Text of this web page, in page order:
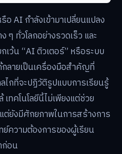
AI กำลังเข้ามาเปลี่ยนแปลง
ทั่วโลกอย่างรวดเร็ว และ
เว้น “AI ติวเตอร์” หรือระบบ
ายเป็นเครื่องมือสำคัญที่
ไกที่จะปฏิวัติรูปแบบการเรียนรู้
ทคโนโลยีนี้ไม่เพียงแต่ช่วย
ต่ยังมีศักยภาพในการสร้างการ
ย์ความต้องการของผู้เรียน
ก่อน